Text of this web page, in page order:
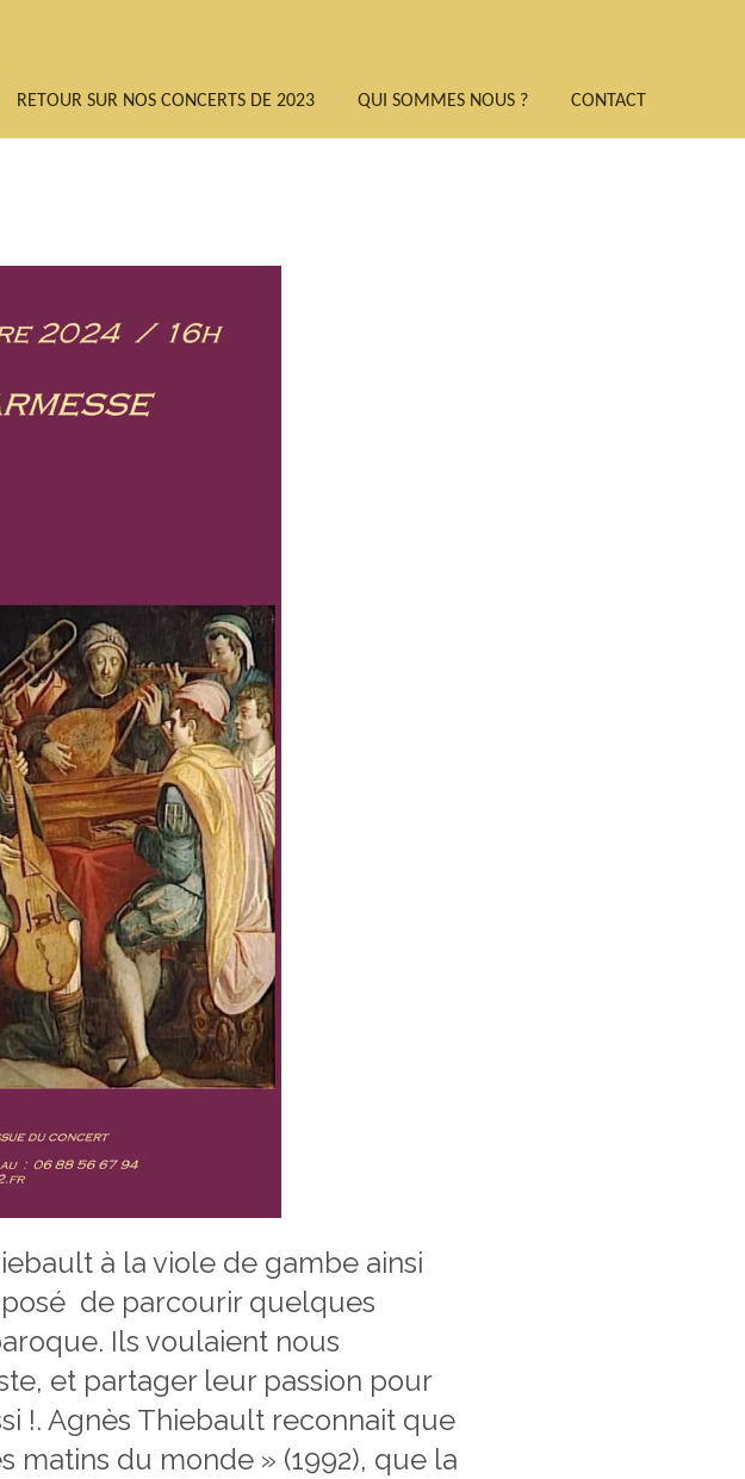
RETOUR SUR NOS CONCERTS DE 2023 QUI SOMMES NOUS ? CONTACT
à la viole de gambe ainsi
de parcourir quelques
Ils voulaient nous
et partager leur passion pour
!. Agnès Thiebault reconnait que
matins du monde » (1992), que la